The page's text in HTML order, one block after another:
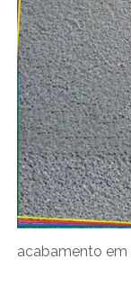
acabamento em